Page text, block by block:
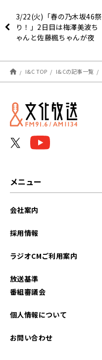
3/22(火)「春の乃木坂46祭
り！」2日目は梅澤美波ち
ゃんと佐藤楓ちゃんが夜
I&C TOP I&Cの記事一覧
メニュー
会社案内
採用情報
ラジオCMご利用案内
放送基準
番組審議会
個人情報について
お問い合わせ